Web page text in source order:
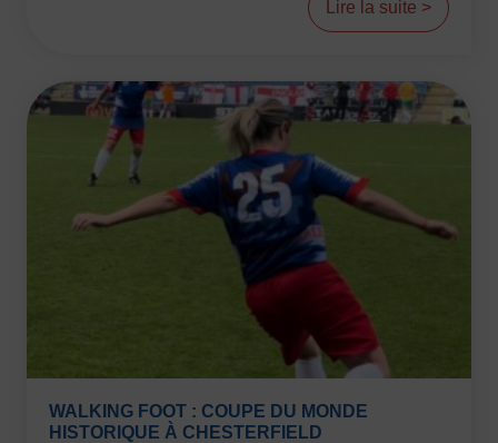
Lire la suite >
WALKING FOOT : COUPE DU MONDE
HISTORIQUE À CHESTERFIELD